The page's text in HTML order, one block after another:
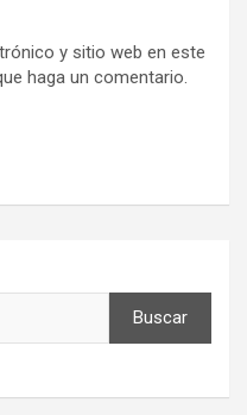
y sitio web en este
haga un comentario.
Buscar